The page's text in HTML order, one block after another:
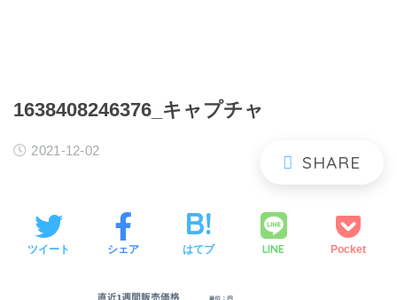
1638408246376_キャプチャ
2021-12-02
ツイート シェア はてブ LINE Pocket